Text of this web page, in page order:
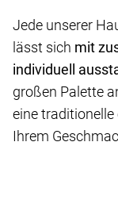
Jede unserer
lässt sich mit
individuell
großen Palette
eine
Ihrem